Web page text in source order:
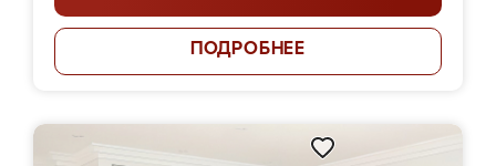
ПОДРОБНЕЕ